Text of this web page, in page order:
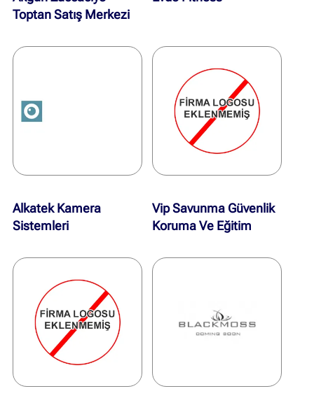
Toptan Satış Merkezi
Alkatek Kamera
Sistemleri
Vip Savunma Güvenlik
Koruma Ve Eğitim